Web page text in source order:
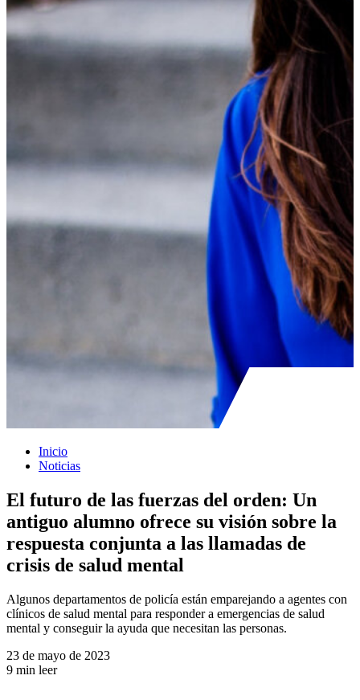
Inicio
Noticias
El futuro de las fuerzas del orden: Un
antiguo alumno ofrece su visión sobre la
respuesta conjunta a las llamadas de
crisis de salud mental
Algunos departamentos de policía están emparejando a agentes con
clínicos de salud mental para responder a emergencias de salud
mental y conseguir la ayuda que necesitan las personas.
23 de mayo de 2023
9 min leer